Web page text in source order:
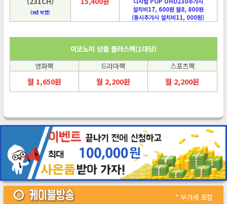
(3년 약정)
설치비17, 600원 월8, 800원
(동시추가시 설치비11, 000원)
이코노미 상품 플러스팩(1대당)
영화팩
드라마팩 스포츠팩
월 1,650원 월 2,200원 월 2,200원
* 부가세 포함